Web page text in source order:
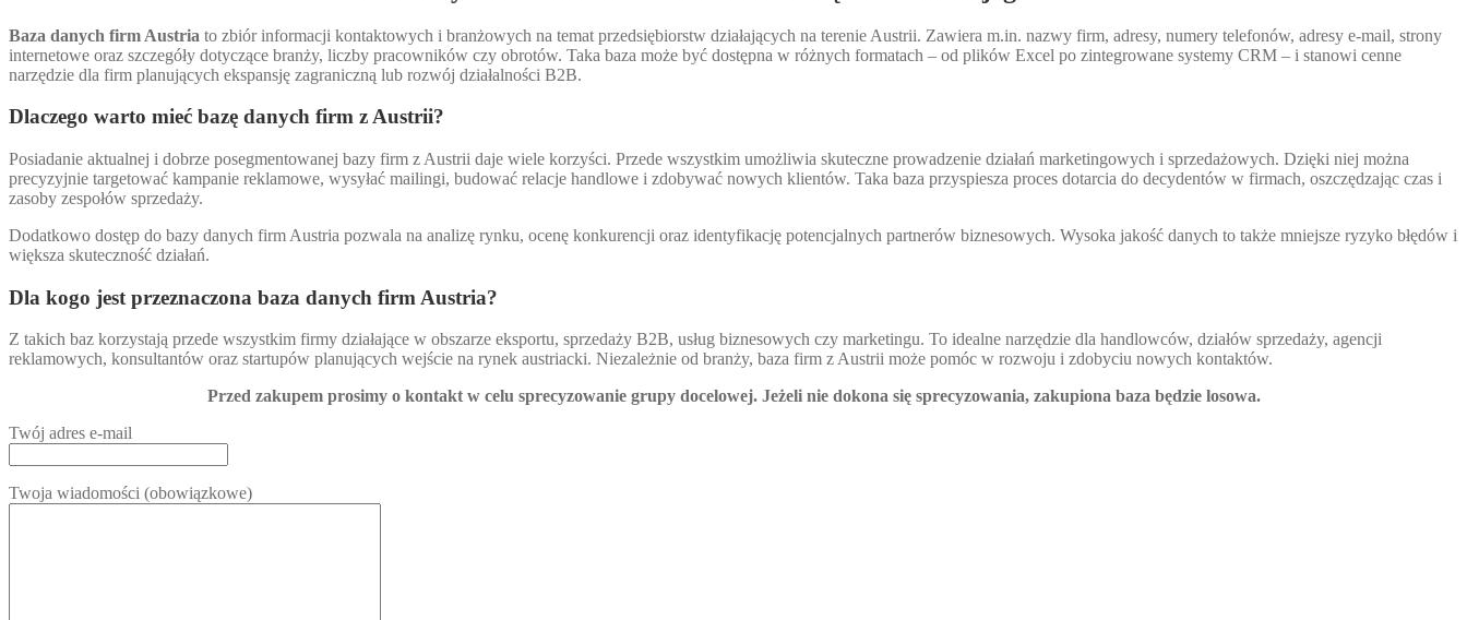
Baza danych firm Austria to zbiór informacji kontaktowych i branżowych na temat przedsiębiorstw działających na terenie Austrii. Zawiera m.in. nazwy firm, adresy, numery telefonów, adresy e-mail, strony
internetowe oraz szczegóły dotyczące branży, liczby pracowników czy obrotów. Taka baza może być dostępna w różnych formatach – od plików Excel po zintegrowane systemy CRM – i stanowi cenne
narzędzie dla firm planujących ekspansję zagraniczną lub rozwój działalności B2B.
Dlaczego warto mieć bazę danych firm z Austrii?
Posiadanie aktualnej i dobrze posegmentowanej bazy firm z Austrii daje wiele korzyści. Przede wszystkim umożliwia skuteczne prowadzenie działań marketingowych i sprzedażowych. Dzięki niej można
precyzyjnie targetować kampanie reklamowe, wysyłać mailingi, budować relacje handlowe i zdobywać nowych klientów. Taka baza przyspiesza proces dotarcia do decydentów w firmach, oszczędzając czas i
zasoby zespołów sprzedaży.
Dodatkowo dostęp do bazy danych firm Austria pozwala na analizę rynku, ocenę konkurencji oraz identyfikację potencjalnych partnerów biznesowych. Wysoka jakość danych to także mniejsze ryzyko błędów i
większa skuteczność działań.
Dla kogo jest przeznaczona baza danych firm Austria?
Z takich baz korzystają przede wszystkim firmy działające w obszarze eksportu, sprzedaży B2B, usług biznesowych czy marketingu. To idealne narzędzie dla handlowców, działów sprzedaży, agencji
reklamowych, konsultantów oraz startupów planujących wejście na rynek austriacki. Niezależnie od branży, baza firm z Austrii może pomóc w rozwoju i zdobyciu nowych kontaktów.
Przed zakupem prosimy o kontakt w celu sprecyzowanie grupy docelowej. Jeżeli nie dokona się sprecyzowania, zakupiona baza będzie losowa.
Twój adres e-mail
Twoja wiadomości (obowiązkowe)